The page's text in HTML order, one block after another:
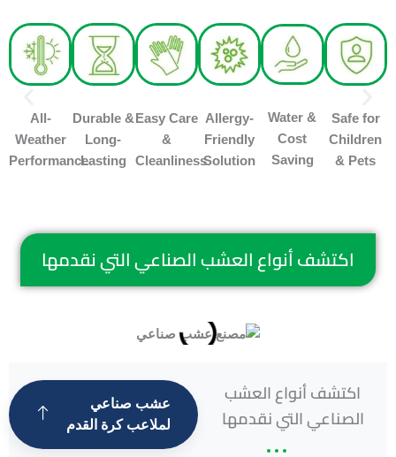
All-
Weather
Performance
Durable &
Long-
Lasting
Easy Care
&
Cleanliness
Allergy-
Friendly
Solution
Water &
Cost
Saving
Safe for
Children
& Pets
اكتشف أنواع العشب الصناعي التي نقدمها
اكتشف أنواع العشب
الصناعي التي نقدمها
عشب صناعي
لملاعب كرة القدم